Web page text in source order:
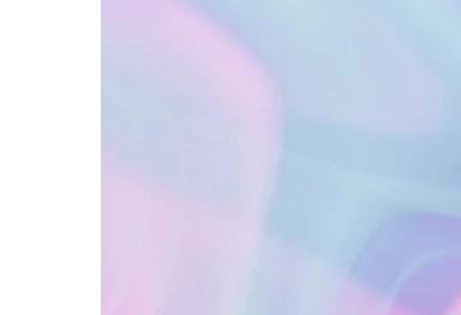
Tâches et check-lists